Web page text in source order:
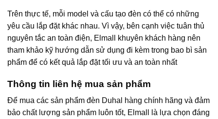
Trên thực tế, mỗi model và cấu tạo đèn có thể có những
yêu cầu lắp đặt khác nhau. Vì vậy, bên cạnh việc tuân thủ
nguyên tắc an toàn điện, Elmall khuyên khách hàng nên
tham khảo kỹ hướng dẫn sử dụng đi kèm trong bao bì sản
phẩm để có kết quả lắp đặt tối ưu và an toàn nhất
Thông tin liên hệ mua sản phẩm
Để mua các sản phẩm đèn Duhal hàng chính hãng và đảm
bảo chất lượng sản phẩm luôn tốt, Elmall là lựa chọn đáng